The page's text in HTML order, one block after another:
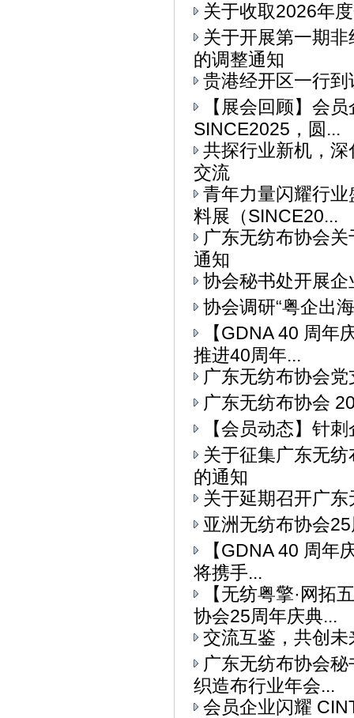
关于收取2026年
关于开展第一期
的调整通知
贵港经开区一行
【展会回顾】会
SINCE2025，圆...
共探行业新机，
交流
青年力量闪耀行
料展（SINCE20...
广东无纺布协会
通知
协会秘书处开展
协会调研“粤企出
【GDNA 40 周
推进40周年...
广东无纺布协会
广东无纺布协会
【会员动态】针
关于征集广东无
的通知
关于延期召开广
亚洲无纺布协会
【GDNA 40 周
将携手...
【无纺粤擎·网拓
协会25周年庆典...
交流互鉴，共创
广东无纺布协会
织造布行业年会...
会员企业闪耀